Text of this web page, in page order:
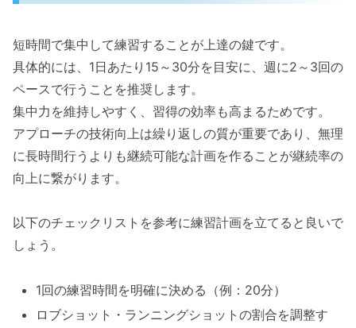
短時間で集中して練習することが上達の鍵です。
具体的には、1日あたり15～30分を目安に、週に2～3回の
ペースで行うことを推奨します。
集中力を維持しやすく、習得の効率も高まるためです。
アプローチの技術向上は繰り返しの質が重要であり、無理
に長時間行うよりも継続可能な計画を作ることが継続率の
向上に繋がります。
以下のチェックリストを参考に練習計画を立てると良いで
しょう。
1回の練習時間を明確に決める（例：20分）
ロブショット・ランニングショットの割合を調整す